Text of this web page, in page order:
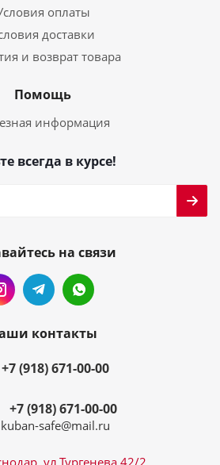
оплаты
доставки
и возврат товара
Помощь
информация
всегда в курсе!
на связи
контакты
+7 (918) 671-00-00
+7 (918) 671-00-00
kuban-safe@mail.ru
ул.Тургенева 42/2